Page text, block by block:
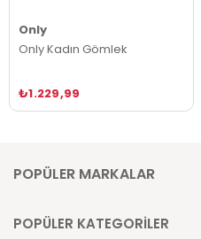
Only
Only Kadın Gömlek
₺1.229,99
POPÜLER MARKALAR
POPÜLER KATEGORİLER